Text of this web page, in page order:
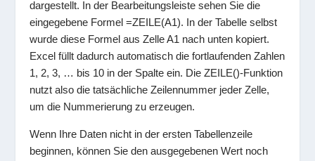
dargestellt. In der Bearbeitungsleiste sehen Sie die
eingegebene Formel=ZEILE(A1). In der Tabelle selbst
wurde diese Formel aus Zelle A1 nach unten kopiert.
Excel füllt dadurch automatisch die fortlaufenden Zahlen
1, 2, 3, … bis 10 in der Spalte ein. DieZEILE()-Funktion
nutzt also die tatsächliche Zeilennummer jeder Zelle,
um die Nummerierung zu erzeugen.
Wenn Ihre Daten nicht in der ersten Tabellenzeile
beginnen, können Sie den ausgegebenen Wert noch